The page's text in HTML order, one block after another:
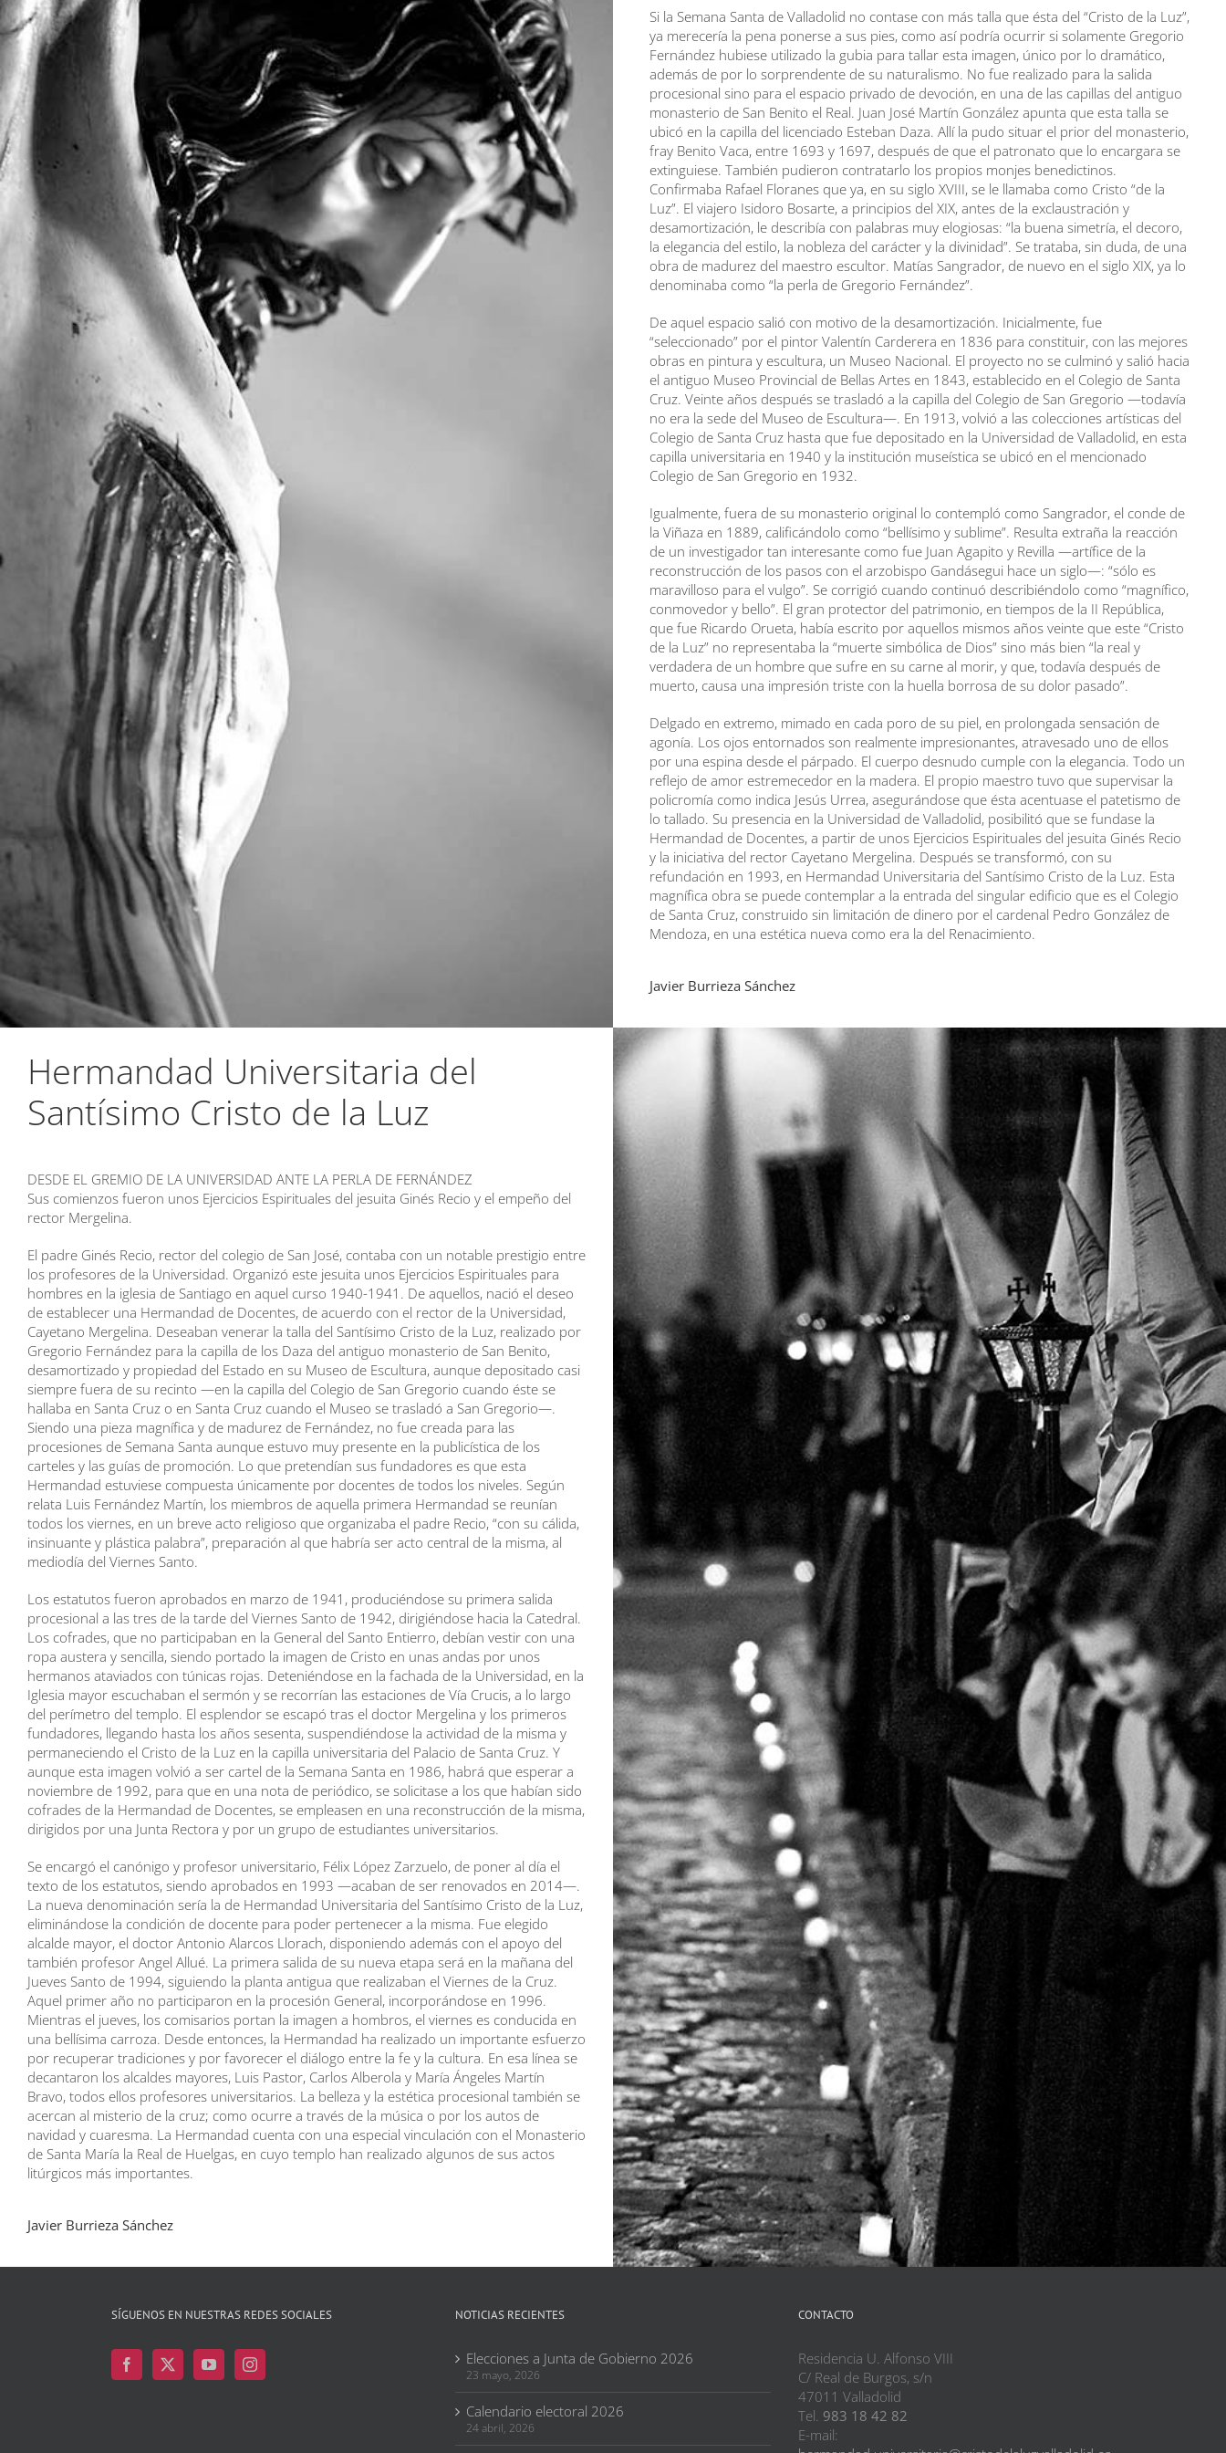
Si la Semana Santa de Valladolid no contase con más talla que ésta del “Cristo de la Luz”,
ya merecería la pena ponerse a sus pies, como así podría ocurrir si solamente Gregorio
Fernández hubiese utilizado la gubia para tallar esta imagen, único por lo dramático,
además de por lo sorprendente de su naturalismo. No fue realizado para la salida
procesional sino para el espacio privado de devoción, en una de las capillas del antiguo
monasterio de San Benito el Real. Juan José Martín González apunta que esta talla se
ubicó en la capilla del licenciado Esteban Daza. Allí la pudo situar el prior del monasterio,
fray Benito Vaca, entre 1693 y 1697, después de que el patronato que lo encargara se
extinguiese. También pudieron contratarlo los propios monjes benedictinos.
Confirmaba Rafael Floranes que ya, en su siglo XVIII, se le llamaba como Cristo “de la
Luz”. El viajero Isidoro Bosarte, a principios del XIX, antes de la exclaustración y
desamortización, le describía con palabras muy elogiosas: “la buena simetría, el decoro,
la elegancia del estilo, la nobleza del carácter y la divinidad”. Se trataba, sin duda, de una
obra de madurez del maestro escultor. Matías Sangrador, de nuevo en el siglo XIX, ya lo
denominaba como “la perla de Gregorio Fernández”.
De aquel espacio salió con motivo de la desamortización. Inicialmente, fue
“seleccionado” por el pintor Valentín Carderera en 1836 para constituir, con las mejores
obras en pintura y escultura, un Museo Nacional. El proyecto no se culminó y salió hacia
el antiguo Museo Provincial de Bellas Artes en 1843, establecido en el Colegio de Santa
Cruz. Veinte años después se trasladó a la capilla del Colegio de San Gregorio —todavía
no era la sede del Museo de Escultura—. En 1913, volvió a las colecciones artísticas del
Colegio de Santa Cruz hasta que fue depositado en la Universidad de Valladolid, en esta
capilla universitaria en 1940 y la institución museística se ubicó en el mencionado
Colegio de San Gregorio en 1932.
Igualmente, fuera de su monasterio original lo contempló como Sangrador, el conde de
la Viñaza en 1889, calificándolo como “bellísimo y sublime”. Resulta extraña la reacción
de un investigador tan interesante como fue Juan Agapito y Revilla —artífice de la
reconstrucción de los pasos con el arzobispo Gandásegui hace un siglo—: “sólo es
maravilloso para el vulgo”. Se corrigió cuando continuó describiéndolo como “magnífico,
conmovedor y bello”. El gran protector del patrimonio, en tiempos de la II República,
que fue Ricardo Orueta, había escrito por aquellos mismos años veinte que este “Cristo
de la Luz” no representaba la “muerte simbólica de Dios” sino más bien “la real y
verdadera de un hombre que sufre en su carne al morir, y que, todavía después de
muerto, causa una impresión triste con la huella borrosa de su dolor pasado”.
Delgado en extremo, mimado en cada poro de su piel, en prolongada sensación de
agonía. Los ojos entornados son realmente impresionantes, atravesado uno de ellos
por una espina desde el párpado. El cuerpo desnudo cumple con la elegancia. Todo un
reflejo de amor estremecedor en la madera. El propio maestro tuvo que supervisar la
policromía como indica Jesús Urrea, asegurándose que ésta acentuase el patetismo de
lo tallado. Su presencia en la Universidad de Valladolid, posibilitó que se fundase la
Hermandad de Docentes, a partir de unos Ejercicios Espirituales del jesuita Ginés Recio
y la iniciativa del rector Cayetano Mergelina. Después se transformó, con su
refundación en 1993, en Hermandad Universitaria del Santísimo Cristo de la Luz. Esta
magnífica obra se puede contemplar a la entrada del singular edificio que es el Colegio
de Santa Cruz, construido sin limitación de dinero por el cardenal Pedro González de
Mendoza, en una estética nueva como era la del Renacimiento.
Javier Burrieza Sánchez
Hermandad Universitaria del
Santísimo Cristo de la Luz
DESDE EL GREMIO DE LA UNIVERSIDAD ANTE LA PERLA DE FERNÁNDEZ
Sus comienzos fueron unos Ejercicios Espirituales del jesuita Ginés Recio y el empeño del
rector Mergelina.
El padre Ginés Recio, rector del colegio de San José, contaba con un notable prestigio entre
los profesores de la Universidad. Organizó este jesuita unos Ejercicios Espirituales para
hombres en la iglesia de Santiago en aquel curso 1940-1941. De aquellos, nació el deseo
de establecer una Hermandad de Docentes, de acuerdo con el rector de la Universidad,
Cayetano Mergelina. Deseaban venerar la talla del Santísimo Cristo de la Luz, realizado por
Gregorio Fernández para la capilla de los Daza del antiguo monasterio de San Benito,
desamortizado y propiedad del Estado en su Museo de Escultura, aunque depositado casi
siempre fuera de su recinto —en la capilla del Colegio de San Gregorio cuando éste se
hallaba en Santa Cruz o en Santa Cruz cuando el Museo se trasladó a San Gregorio—.
Siendo una pieza magnífica y de madurez de Fernández, no fue creada para las
procesiones de Semana Santa aunque estuvo muy presente en la publicística de los
carteles y las guías de promoción. Lo que pretendían sus fundadores es que esta
Hermandad estuviese compuesta únicamente por docentes de todos los niveles. Según
relata Luis Fernández Martín, los miembros de aquella primera Hermandad se reunían
todos los viernes, en un breve acto religioso que organizaba el padre Recio, “con su cálida,
insinuante y plástica palabra”, preparación al que habría ser acto central de la misma, al
mediodía del Viernes Santo.
Los estatutos fueron aprobados en marzo de 1941, produciéndose su primera salida
procesional a las tres de la tarde del Viernes Santo de 1942, dirigiéndose hacia la Catedral.
Los cofrades, que no participaban en la General del Santo Entierro, debían vestir con una
ropa austera y sencilla, siendo portado la imagen de Cristo en unas andas por unos
hermanos ataviados con túnicas rojas. Deteniéndose en la fachada de la Universidad, en la
Iglesia mayor escuchaban el sermón y se recorrían las estaciones de Vía Crucis, a lo largo
del perímetro del templo. El esplendor se escapó tras el doctor Mergelina y los primeros
fundadores, llegando hasta los años sesenta, suspendiéndose la actividad de la misma y
permaneciendo el Cristo de la Luz en la capilla universitaria del Palacio de Santa Cruz. Y
aunque esta imagen volvió a ser cartel de la Semana Santa en 1986, habrá que esperar a
noviembre de 1992, para que en una nota de periódico, se solicitase a los que habían sido
cofrades de la Hermandad de Docentes, se empleasen en una reconstrucción de la misma,
dirigidos por una Junta Rectora y por un grupo de estudiantes universitarios.
Se encargó el canónigo y profesor universitario, Félix López Zarzuelo, de poner al día el
texto de los estatutos, siendo aprobados en 1993 —acaban de ser renovados en 2014—.
La nueva denominación sería la de Hermandad Universitaria del Santísimo Cristo de la Luz,
eliminándose la condición de docente para poder pertenecer a la misma. Fue elegido
alcalde mayor, el doctor Antonio Alarcos Llorach, disponiendo además con el apoyo del
también profesor Angel Allué. La primera salida de su nueva etapa será en la mañana del
Jueves Santo de 1994, siguiendo la planta antigua que realizaban el Viernes de la Cruz.
Aquel primer año no participaron en la procesión General, incorporándose en 1996.
Mientras el jueves, los comisarios portan la imagen a hombros, el viernes es conducida en
una bellísima carroza. Desde entonces, la Hermandad ha realizado un importante esfuerzo
por recuperar tradiciones y por favorecer el diálogo entre la fe y la cultura. En esa línea se
decantaron los alcaldes mayores, Luis Pastor, Carlos Alberola y María Ángeles Martín
Bravo, todos ellos profesores universitarios. La belleza y la estética procesional también se
acercan al misterio de la cruz; como ocurre a través de la música o por los autos de
navidad y cuaresma. La Hermandad cuenta con una especial vinculación con el Monasterio
de Santa María la Real de Huelgas, en cuyo templo han realizado algunos de sus actos
litúrgicos más importantes.
Javier Burrieza Sánchez
SÍGUENOS EN NUESTRAS REDES SOCIALES NOTICIAS RECIENTES
Elecciones a Junta de Gobierno 2026
23 mayo, 2026
Calendario electoral 2026
24 abril, 2026
CONTACTO
Residencia U. Alfonso VIII
C/ Real de Burgos, s/n
47011 Valladolid
Tel. 983 18 42 82
E-mail: